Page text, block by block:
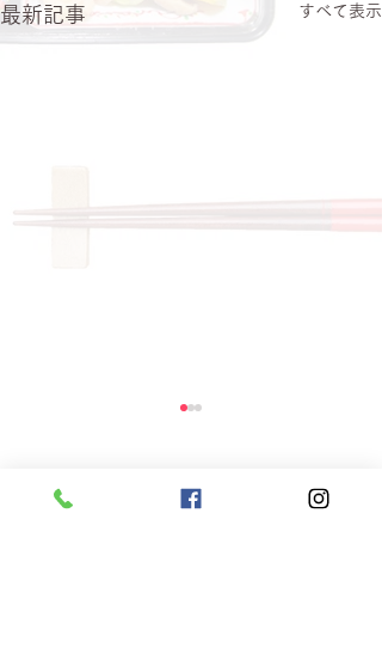
最新記事 すべて表示
コメント